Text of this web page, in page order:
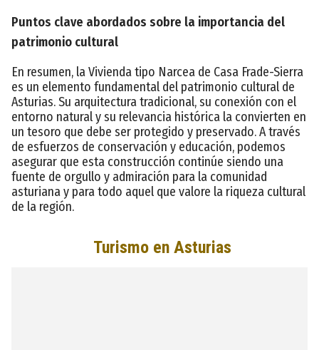
Puntos clave abordados sobre la importancia del
patrimonio cultural
En resumen, la Vivienda tipo Narcea de Casa Frade-Sierra
es un elemento fundamental del patrimonio cultural de
Asturias. Su arquitectura tradicional, su conexión con el
entorno natural y su relevancia histórica la convierten en
un tesoro que debe ser protegido y preservado. A través
de esfuerzos de conservación y educación, podemos
asegurar que esta construcción continúe siendo una
fuente de orgullo y admiración para la comunidad
asturiana y para todo aquel que valore la riqueza cultural
de la región.